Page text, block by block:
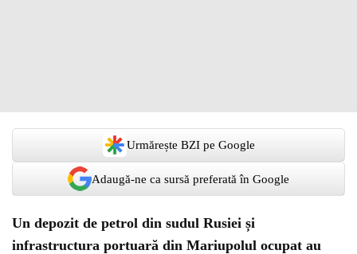
Urmărește BZI pe Google
Adaugă-ne ca sursă preferată în Google
Un depozit de petrol din sudul Rusiei și
infrastructura portuară din Mariupolul ocupat au